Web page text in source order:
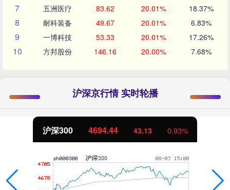
7 五洲医疗 83.62 20.01% 18.37%
8 耐科装备 49.67 20.01% 6.83%
9 一博科技 53.33 20.01% 17.26%
10 方邦股份 146.16 20.00% 7.68%
沪深京行情 实时轮播
沪深300 4694.44 43.13 0.93%